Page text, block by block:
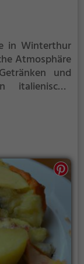
in Winterthur
Atmosphäre
und
regionale
Egal ob
wird man
Verweilen
Personal